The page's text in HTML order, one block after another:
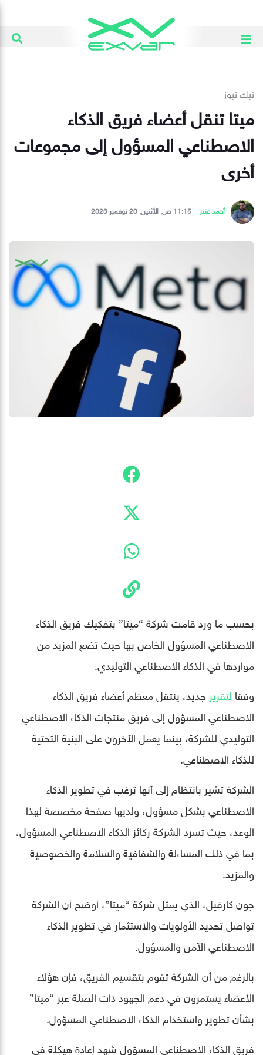
تيك نيوز
ميتا تنقل أعضاء فريق الذكاء
الاصطناعي المسؤول إلى مجموعات
أخرى
أحمد عنتر 11:15 ص, الأثنين, 20 نوفمبر 2023
بحسب ما ورد قامت شركة “ميتا” بتفكيك فريق الذكاء
الاصطناعي المسؤول الخاص بها حيث تضع المزيد من
مواردها في الذكاء الاصطناعي التوليدي.
وفقا لتقرير جديد، ينتقل معظم أعضاء فريق الذكاء
الاصطناعي المسؤول إلى فريق منتجات الذكاء الاصطناعي
التوليدي للشركة، بينما يعمل الآخرون على البنية التحتية
للذكاء الاصطناعي.
الشركة تشير بانتظام إلى أنها ترغب في تطوير الذكاء
الاصطناعي بشكل مسؤول، ولديها صفحة مخصصة لهذا
الوعد، حيث تسرد الشركة ركائز الذكاء الاصطناعي المسؤول،
بما في ذلك المساءلة والشفافية والسلامة والخصوصية
والمزيد.
جون كارفيل، الذي يمثل شركة “ميتا”، أوضح أن الشركة
تواصل تحديد الأولويات والاستثمار في تطوير الذكاء
الاصطناعي الآمن والمسؤول.
بالرغم من أن الشركة تقوم بتقسيم الفريق، فإن هؤلاء
الأعضاء يستمرون في دعم الجهود ذات الصلة عبر “ميتا”
بشأن تطوير واستخدام الذكاء الاصطناعي المسؤول.
فريق الذكاء الاصطناعي المسؤول شهد إعادة هيكلة في